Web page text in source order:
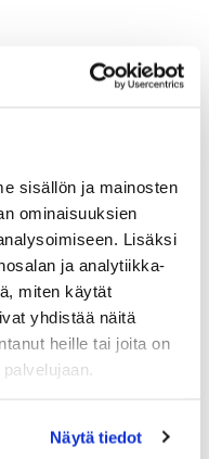
sisällön ja mainosten
ominaisuuksien
Lisäksi
ja analytiikka-
miten käytät
yhdistää näitä
heille tai joita on
Näytä tiedot